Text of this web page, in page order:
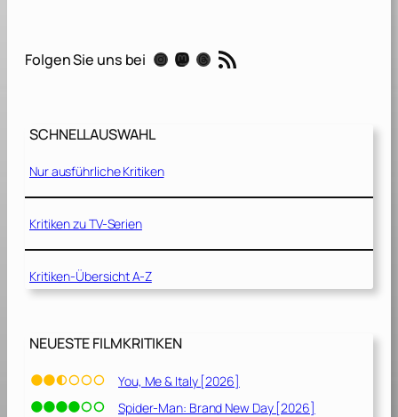
r
1
]
0
Folgen Sie uns bei Instagram Mastodon Threads RSS-Feed
SCHNELLAUSWAHL
Nur ausführliche Kritiken
Kritiken zu TV-Serien
Kritiken-Übersicht A-Z
NEUESTE FILMKRITIKEN
You, Me & Italy [2026]
Spider-Man: Brand New Day [2026]